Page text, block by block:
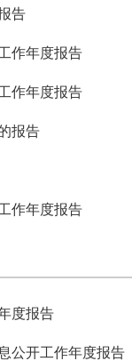
告
作年度报告
作年度报告
报告
作年度报告
度报告
公开工作年度报告